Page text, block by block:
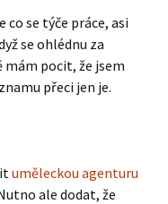
co se týče práce, asi
se ohlédnu za
pocit, že jsem
přeci jen je.
uměleckou agenturu
ale dodat, že